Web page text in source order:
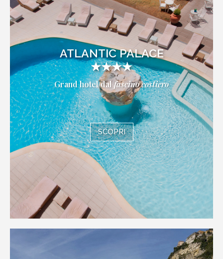
ATLANTIC PALACE
★★★★
Grand hotel dalfascino costiero
SCOPRI